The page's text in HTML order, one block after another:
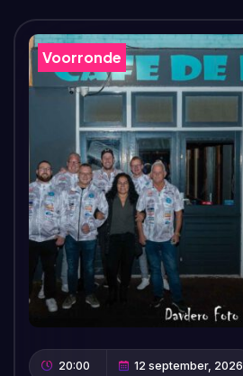
Voorronde
20:00 12 september, 2026